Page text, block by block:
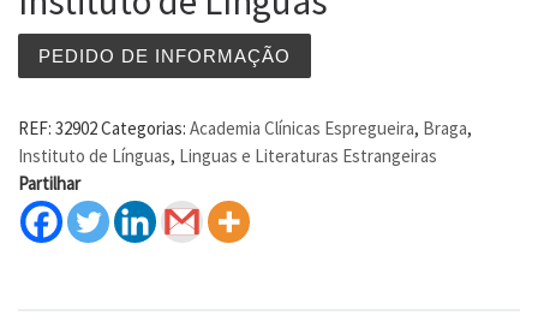
PEDIDO DE INFORMAÇÃO
REF: 32902Categorias: Academia Clínicas Espregueira, Braga,
Instituto de Línguas, Linguas e Literaturas Estrangeiras
Partilhar